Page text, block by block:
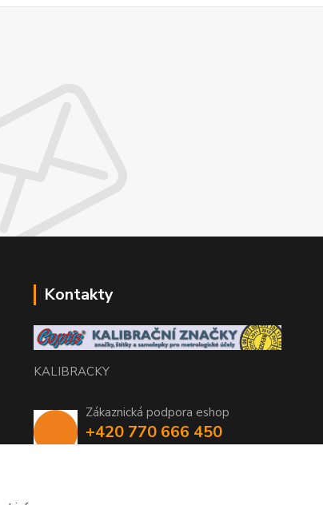
Kontakty
KALIBRACKY
Zákaznická podpora eshop
+420 770 666 450